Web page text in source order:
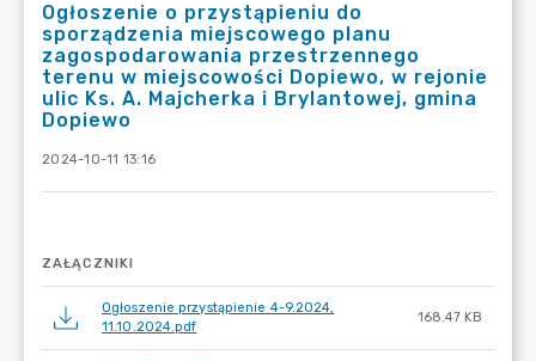
Ogłoszenie o przystąpieniu do
sporządzenia miejscowego planu
zagospodarowania przestrzennego
terenu w miejscowości Dopiewo, w rejonie
ulic Ks. A. Majcherka i Brylantowej, gmina
Dopiewo
2024-10-11 13:16
ZAŁĄCZNIKI
Ogłoszenie przystąpienie 4-9.2024,
11.10.2024.pdf
168.47 KB